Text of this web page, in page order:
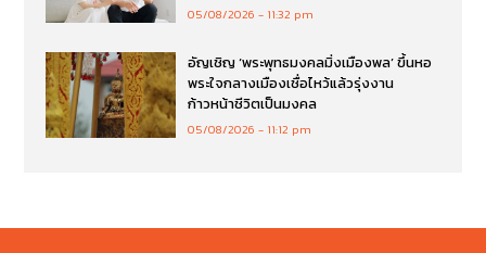
05/08/2026 11:32 pm
อัญเชิญ ‘พระพุทธมงคลมิ่งเมืองพล’ ขึ้นหอ
พระใจกลางเมืองเชื่อไหว้แล้วรุ่งงาน
ก้าวหน้าชีวิตเป็นมงคล
05/08/2026 11:12 pm